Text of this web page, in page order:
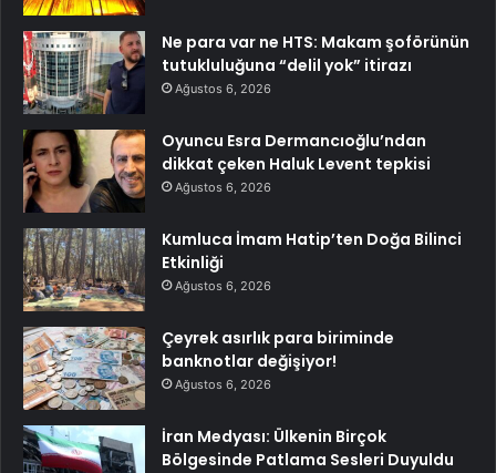
Ne para var ne HTS: Makam şoförünün
tutukluluğuna “delil yok” itirazı
Ağustos 6, 2026
Oyuncu Esra Dermancıoğlu’ndan
dikkat çeken Haluk Levent tepkisi
Ağustos 6, 2026
Kumluca İmam Hatip’ten Doğa Bilinci
Etkinliği
Ağustos 6, 2026
Çeyrek asırlık para biriminde
banknotlar değişiyor!
Ağustos 6, 2026
İran Medyası: Ülkenin Birçok
Bölgesinde Patlama Sesleri Duyuldu